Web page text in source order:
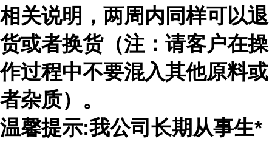
相关说明，两周内同样可以退
货或者换货（注：请客户在操
作过程中不要混入其他原料或
者杂质）。
温馨提示:我公司长期从事生*